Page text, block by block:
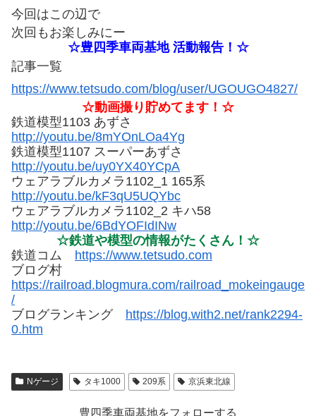
今回はこの辺で
次回もお楽しみにー
☆豊四季車両基地 活動報告！☆
記事一覧
https://www.tetsudo.com/blog/user/UGOUGO4827/
☆動画撮り貯めてます！☆
鉄道模型1103 あずさ
http://youtu.be/8mYOnLOa4Yg
鉄道模型1107 スーパーあずさ
http://youtu.be/uy0YX40YCpA
ウェアラブルカメラ1102_1 165系
http://youtu.be/kF3qU5UQYbc
ウェアラブルカメラ1102_2 キハ58
http://youtu.be/6BdYOFIdINw
☆鉄道や模型の情報がたくさん！☆
鉄道コム https://www.tetsudo.com
ブログ村
https://railroad.blogmura.com/railroad_mokeingauge
/
ブログランキング https://blog.with2.net/rank2294-
0.htm
Nゲージ タキ1000 209系 京浜東北線
豊四季車両基地をフォローする